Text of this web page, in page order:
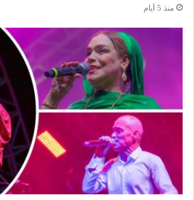
منذ 5 أيام